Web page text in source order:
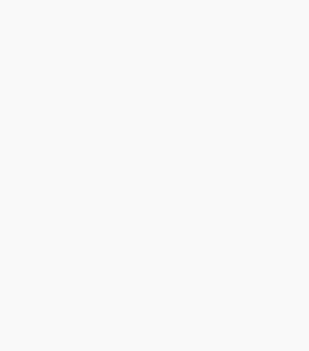
først blei utgitt. Det kan ha